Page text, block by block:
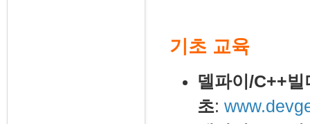
기초 교육
델파이/C++빌
초: